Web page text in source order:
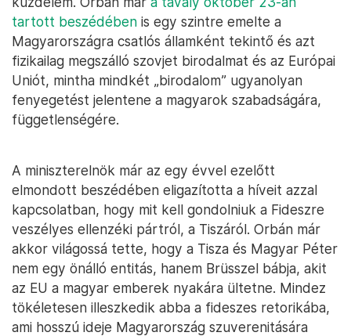
tartott beszédében is egy szintre emelte a
Magyarországra csatlós államként tekintő és azt
fizikailag megszálló szovjet birodalmat és az Európai
Uniót, mintha mindkét „birodalom” ugyanolyan
fenyegetést jelentene a magyarok szabadságára,
függetlenségére.
A miniszterelnök már az egy évvel ezelőtt
elmondott beszédében eligazította a híveit azzal
kapcsolatban, hogy mit kell gondolniuk a Fideszre
veszélyes ellenzéki pártról, a Tiszáról. Orbán már
akkor világossá tette, hogy a Tisza és Magyar Péter
nem egy önálló entitás, hanem Brüsszel bábja, akit
az EU a magyar emberek nyakára ültetne. Mindez
tökéletesen illeszkedik abba a fideszes retorikába,
ami hosszú ideje Magyarország szuverenitására